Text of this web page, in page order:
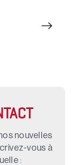
nouvelles
vous à
: